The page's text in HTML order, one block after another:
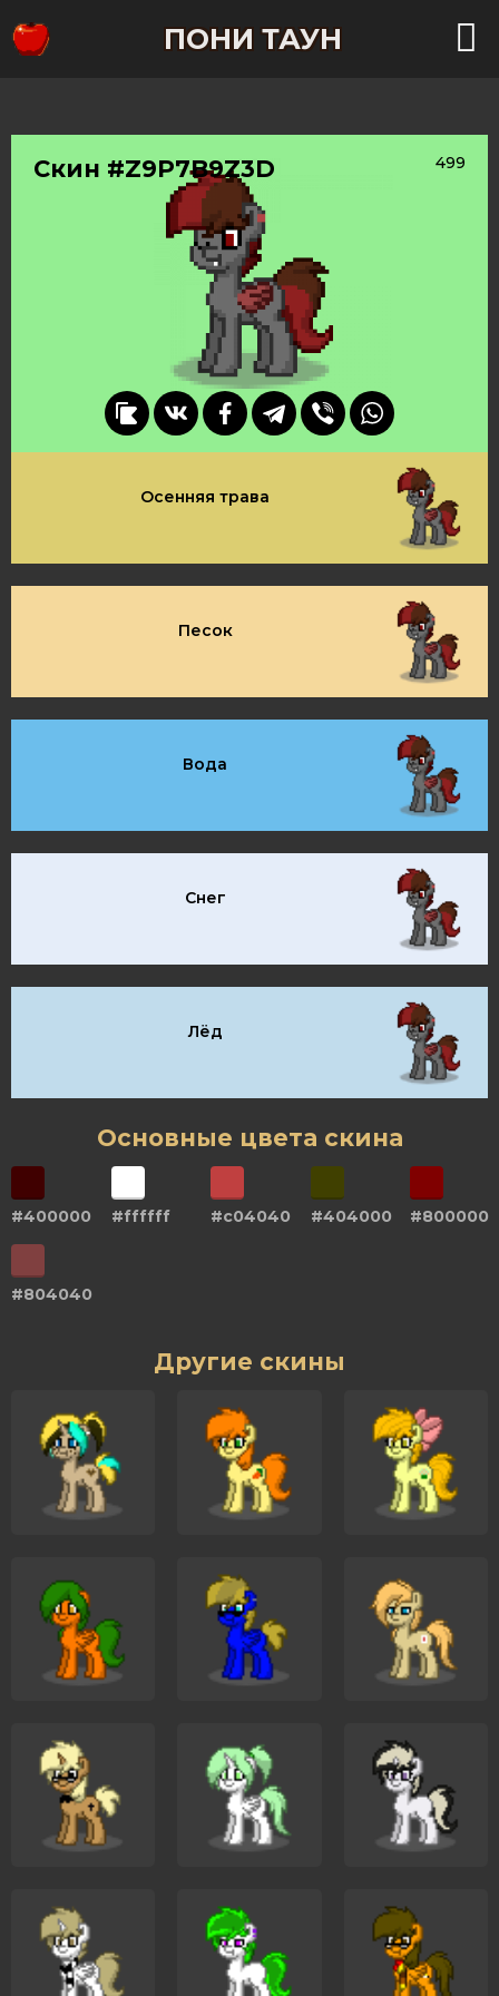
ПОНИ ТАУН
Скин #Z9P7B9Z3D 499
Осенняя трава
Песок
Вода
Снег
Лёд
Основные цвета скина
#400000 #ffffff #c04040 #404000 #800000
#804040
Другие скины